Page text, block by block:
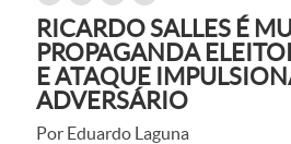
RICARDO SALLES É
PROPAGANDA
E ATAQUE
ADVERSÁRIO
Por Eduardo Laguna